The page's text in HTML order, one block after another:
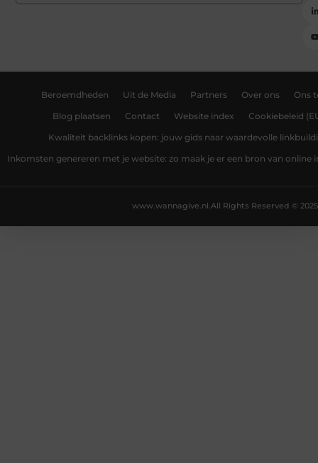
Beroemdheden Uit de Media Partners Over ons Ons
Blog plaatsen Contact Website index Cookiebeleid
Kwaliteit backlinks kopen: jouw gids naar waardevolle
Inkomsten genereren met je website: zo maak je er een bron van online
All Rights Reserved © 2025
www.wannagive.nl.